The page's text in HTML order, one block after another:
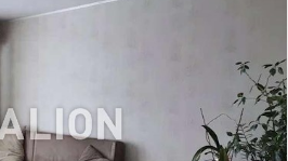
магазини. Метро Лісова 15
1095047